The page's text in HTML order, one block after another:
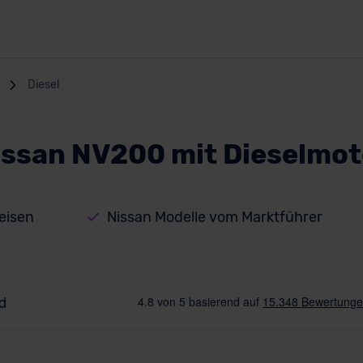
Diesel
NV200 mit
Nissan Modelle vom Marktführer